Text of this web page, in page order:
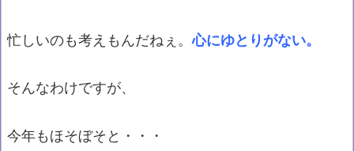
忙しいのも考えもんだねぇ。心にゆとりがない。
そんなわけですが、
今年もほそぼそと・・・